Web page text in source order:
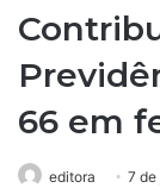
66 em
editora 7 de